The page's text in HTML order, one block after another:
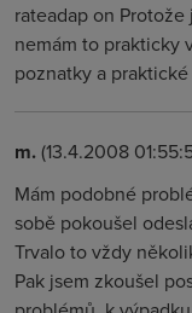
rateadap on
nemám to prakticky
poznatky a
m. (13.4.2008
Mám podobné
sobě pokoušel
Trvalo to vždy
Pak jsem zkoušel